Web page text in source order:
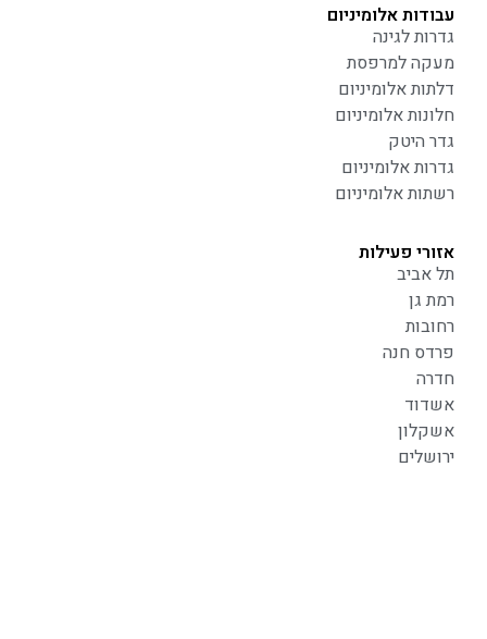
עבודות אלומיניום
גדרות לגינה
מעקה למרפסת
דלתות אלומיניום
חלונות אלומיניום
גדר היטק
גדרות אלומיניום
רשתות אלומיניום
אזורי פעילות
תל אביב
רמת גן
רחובות
פרדס חנה
חדרה
אשדוד
אשקלון
ירושלים